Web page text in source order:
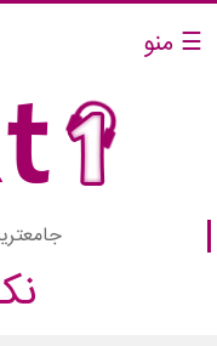
☰ منو